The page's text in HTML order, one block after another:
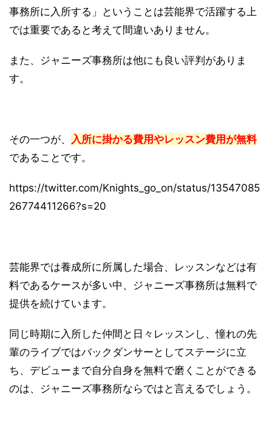
事務所に入所する」ということは芸能界で活躍する上
では重要であると考えて間違いありません。
また、ジャニーズ事務所は他にも良い評判がありま
す。
その一つが、
入所に掛かる費用やレッスン費用が無料
であることです。
https://twitter.com/Knights_go_on/status/13547085
26774411266?s=20
芸能界では養成所に所属した場合、レッスンなどは有
料であるケースが多い中、ジャニーズ事務所は無料で
提供を続けています。
同じ時期に入所した仲間と日々レッスンし、憧れの先
輩のライブではバックダンサーとしてステージに立
ち、デビューまで自分自身を無料で磨くことができる
のは、ジャニーズ事務所ならではと言えるでしょう。